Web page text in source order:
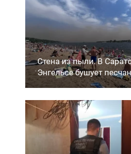
Стена из пыли. В
Энгельсе бушует